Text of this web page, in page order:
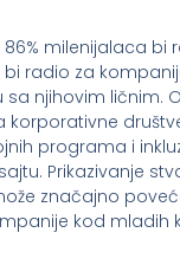
milenijalaca bi
radio za
njihovim ličnim.
korporativne
programa i
Prikazivanje
značajno
kod mladih